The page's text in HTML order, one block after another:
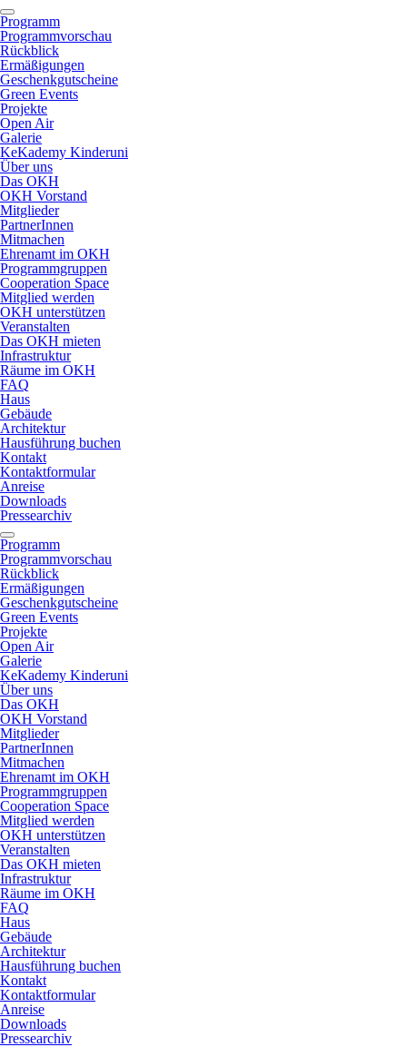
Programm
Programmvorschau
Rückblick
Ermäßigungen
Geschenkgutscheine
Green Events
Projekte
Open Air
Galerie
KeKademy Kinderuni
Über uns
Das OKH
OKH Vorstand
Mitglieder
PartnerInnen
Mitmachen
Ehrenamt im OKH
Programmgruppen
Cooperation Space
Mitglied werden
OKH unterstützen
Veranstalten
Das OKH mieten
Infrastruktur
Räume im OKH
FAQ
Haus
Gebäude
Architektur
Hausführung buchen
Kontakt
Kontaktformular
Anreise
Downloads
Pressearchiv
Programm
Programmvorschau
Rückblick
Ermäßigungen
Geschenkgutscheine
Green Events
Projekte
Open Air
Galerie
KeKademy Kinderuni
Über uns
Das OKH
OKH Vorstand
Mitglieder
PartnerInnen
Mitmachen
Ehrenamt im OKH
Programmgruppen
Cooperation Space
Mitglied werden
OKH unterstützen
Veranstalten
Das OKH mieten
Infrastruktur
Räume im OKH
FAQ
Haus
Gebäude
Architektur
Hausführung buchen
Kontakt
Kontaktformular
Anreise
Downloads
Pressearchiv